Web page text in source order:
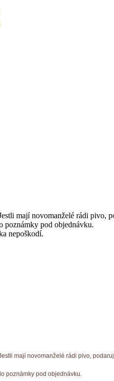
mají novomanželé rádi pivo,
poznámky pod objednávku.
nepoškodí.
mají novomanželé rádi pivo,
poznámky pod objednávku.